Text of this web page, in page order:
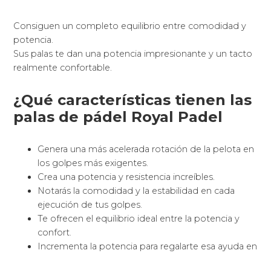
Consiguen un completo equilibrio entre comodidad y
potencia.
Sus palas te dan una potencia impresionante y un tacto
realmente confortable.
¿Qué características tienen las
palas de pádel Royal Padel
Genera una más acelerada rotación de la pelota en
los golpes más exigentes.
Crea una potencia y resistencia increíbles.
Notarás la comodidad y la estabilidad en cada
ejecución de tus golpes.
Te ofrecen el equilibrio ideal entre la potencia y
confort.
Incrementa la potencia para regalarte esa ayuda en